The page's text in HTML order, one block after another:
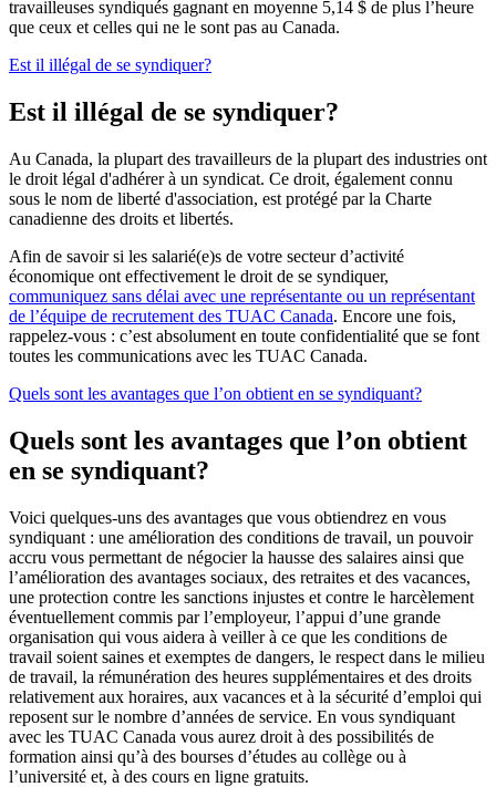
travailleuses syndiqués gagnant en moyenne 5,14 $ de plus l’heure
que ceux et celles qui ne le sont pas au Canada.
Est il illégal de se syndiquer?
Est il illégal de se syndiquer?
Au Canada, la plupart des travailleurs de la plupart des industries ont
le droit légal d'adhérer à un syndicat. Ce droit, également connu
sous le nom de liberté d'association, est protégé par la Charte
canadienne des droits et libertés.
Afin de savoir si les salarié(e)s de votre secteur d’activité
économique ont effectivement le droit de se syndiquer,
communiquez sans délai avec une représentante ou un représentant
de l’équipe de recrutement des TUAC Canada. Encore une fois,
rappelez-vous : c’est absolument en toute confidentialité que se font
toutes les communications avec les TUAC Canada.
Quels sont les avantages que l’on obtient en se syndiquant?
Quels sont les avantages que l’on obtient
en se syndiquant?
Voici quelques-uns des avantages que vous obtiendrez en vous
syndiquant : une amélioration des conditions de travail, un pouvoir
accru vous permettant de négocier la hausse des salaires ainsi que
l’amélioration des avantages sociaux, des retraites et des vacances,
une protection contre les sanctions injustes et contre le harcèlement
éventuellement commis par l’employeur, l’appui d’une grande
organisation qui vous aidera à veiller à ce que les conditions de
travail soient saines et exemptes de dangers, le respect dans le milieu
de travail, la rémunération des heures supplémentaires et des droits
relativement aux horaires, aux vacances et à la sécurité d’emploi qui
reposent sur le nombre d’années de service. En vous syndiquant
avec les TUAC Canada vous aurez droit à des possibilités de
formation ainsi qu’à des bourses d’études au collège ou à
l’université et, à des cours en ligne gratuits.